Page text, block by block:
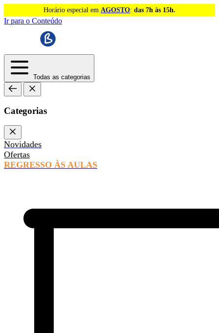
Horário especial em AGOSTO: das 7h às 15h.
Ir para o Conteúdo
Todas as categorias
Categorias
Novidades
Ofertas
REGRESSO ÀS AULAS